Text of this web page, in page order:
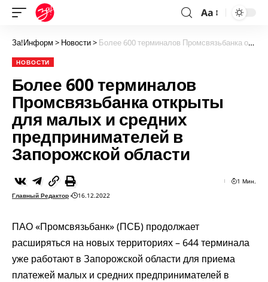
Aa
За!Информ > Новости> Более 600 терминалов Промсвязьбанка открыты для малых и средних предпринимателей в Запорожской области
НОВОСТИ
Более 600 терминалов
Промсвязьбанка открыты
для малых и средних
предпринимателей в
Запорожской области
Главный Редактор 16.12.2022
1 Мин.
ПАО «Промсвязьбанк» (ПСБ) продолжает
расширяться на новых территориях – 644 терминала
уже работают в Запорожской области для приема
платежей малых и средних предпринимателей в